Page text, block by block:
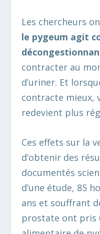
Les chercheurs
le pygeum agit
contracter au
d’uriner. Et
contracte mieux,
redevient plus
Ces effets sur la
d’obtenir des
documentés
d’une étude, 85
ans et souffrant
prostate ont pris